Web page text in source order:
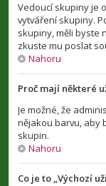
Vedoucí skupiny je
vytváření skupiny.
skupiny, měli byste
zkuste mu poslat
Nahoru
Proč mají některé
Je možné, že
nějakou barvu, aby
skupin.
Nahoru
Co je to „Výchozí